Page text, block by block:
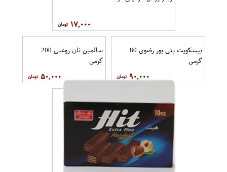
۱۷,۰۰۰
بیسکویت پتی پور رضوی 80
گرمی
۹۰,۰۰۰
سالمین نان روغنی 200
گرمی
۵۰,۰۰۰